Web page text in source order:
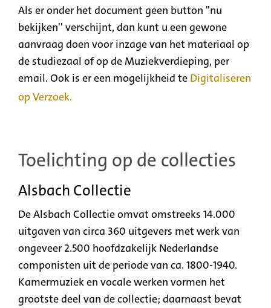
Als er onder het document geen button "nu
bekijken'' verschijnt, dan kunt u een gewone
aanvraag doen voor inzage van het materiaal op
de studiezaal of op de Muziekverdieping, per
email. Ook is er een mogelijkheid te Digitaliseren
op Verzoek.
Toelichting op de collecties
Alsbach Collectie
De Alsbach Collectie omvat omstreeks 14.000
uitgaven van circa 360 uitgevers met werk van
ongeveer 2.500 hoofdzakelijk Nederlandse
componisten uit de periode van ca. 1800-1940.
Kamermuziek en vocale werken vormen het
grootste deel van de collectie; daarnaast bevat